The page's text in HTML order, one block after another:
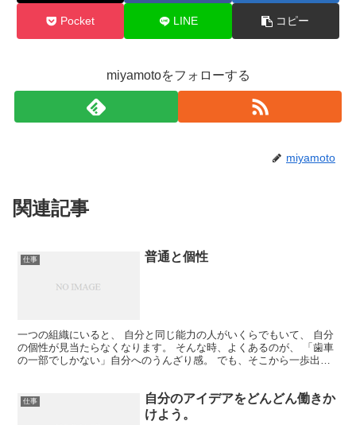
Pocket LINE コピー
miyamotoをフォローする
miyamoto
関連記事
仕事 普通と個性
一つの組織にいると、 自分と同じ能力の人がいくらでもいて、 自分
の個性が見当たらなくなります。 そんな時、よくあるのが、 「歯車
の一部でしかない」自分へのうんざり感。 でも、そこから一歩出
仕事
自分のアイデアをどんどん働きか
けよう。